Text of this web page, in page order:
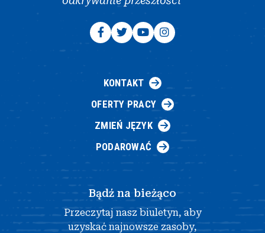
KONTAKT
OFERTY PRACY
ZMIEŃ JĘZYK
PODAROWAĆ
Bądź na bieżąco
Przeczytaj nasz biuletyn, aby
uzyskać najnowsze zasoby,